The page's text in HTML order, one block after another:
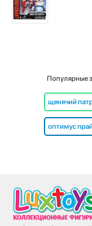
Популярные
щенячий
оптимус